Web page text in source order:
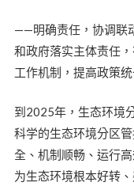
——明确责任，协调联
和政府落实主体责任
工作机制，提高政策
到2025年，生态环境
科学的生态环境分区
全、机制顺畅、运行
为生态环境根本好转